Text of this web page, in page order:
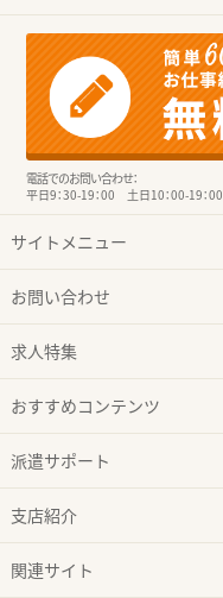
電話でのお問い合わせ：
平日9：30-19：00 土日10：00-19：00
サイトメニュー
お問い合わせ
求人特集
おすすめコンテンツ
派遣サポート
支店紹介
関連サイト